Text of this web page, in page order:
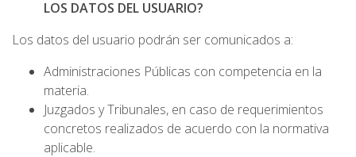
LOS DATOS DEL USUARIO?
Los datos del usuario podrán ser comunicados a:
Administraciones Públicas con competencia en la
materia.
Juzgados y Tribunales, en caso de requerimientos
concretos realizados de acuerdo con la normativa
aplicable.